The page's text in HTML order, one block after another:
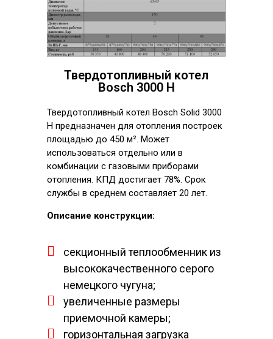
Твердотопливный котел
Bosch 3000 Н
Твердотопливный котел Bosch Solid 3000
H предназначен для отопления построек
площадью до 450 м². Может
использоваться отдельно или в
комбинации с газовыми приборами
отопления. КПД достигает 78%. Срок
службы в среднем составляет 20 лет.
Описание конструкции:
секционный теплообменник из
высококачественного серого
немецкого чугуна;
увеличенные размеры
приемочной камеры;
горизонтальная загрузка